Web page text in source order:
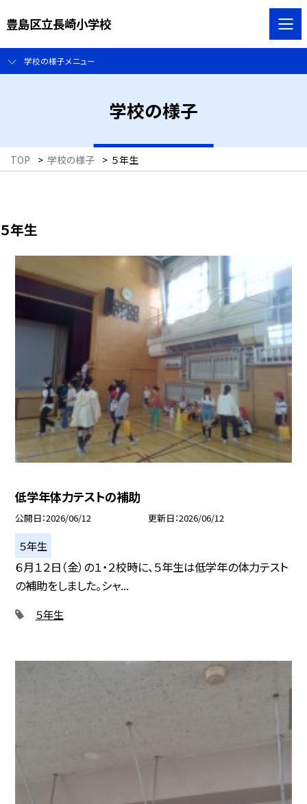
豊島区立長崎小学校
学校の様子メニュー
学校の様子
TOP > 学校の様子 > ５年生
５年生
低学年体力テストの補助
公開日 2026/06/12 更新日 2026/06/12
５年生
６月１２日（金）の１・２校時に、５年生は低学年の体力テスト
の補助をしました。シャ...
５年生